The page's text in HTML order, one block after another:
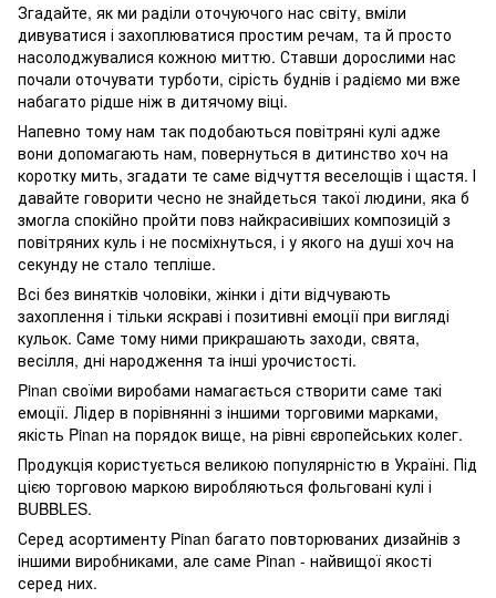
Згадайте, як ми раділи оточуючого нас світу, вміли
дивуватися і захоплюватися простим речам, та й просто
насолоджувалися кожною миттю. Ставши дорослими нас
почали оточувати турботи, сірість буднів і радіємо ми вже
набагато рідше ніж в дитячому віці.
Напевно тому нам так подобаються повітряні кулі адже
вони допомагають нам, повернуться в дитинство хоч на
коротку мить, згадати те саме відчуття веселощів і щастя. І
давайте говорити чесно не знайдеться такої людини, яка б
змогла спокійно пройти повз найкрасивіших композицій з
повітряних куль і не посміхнуться, і у якого на душі хоч на
секунду не стало тепліше.
Всі без винятків чоловіки, жінки і діти відчувають
захоплення і тільки яскраві і позитивні емоції при вигляді
кульок. Саме тому ними прикрашають заходи, свята,
весілля, дні народження та інші урочистості.
Pinan своїми виробами намагається створити саме такі
емоції. Лідер в порівнянні з іншими торговими марками,
якість Pinan на порядок вище, на рівні європейських колег.
Продукція користується великою популярністю в Україні. Під
цією торговою маркою виробляються фольговані кулі і
BUBBLES.
Серед асортименту Pinan багато повторюваних дизайнів з
іншими виробниками, але саме Pinan - найвищої якості
серед них.